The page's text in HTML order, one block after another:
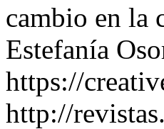
cambio en la
Estefanía
https://
http://